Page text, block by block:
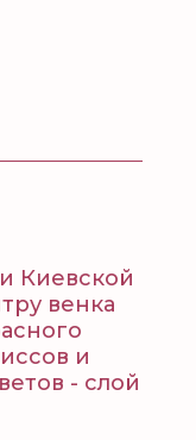
Киевской
венка
и
- слой